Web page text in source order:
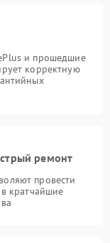
и прошедшие
корректную
ремонт
провести
в кратчайшие